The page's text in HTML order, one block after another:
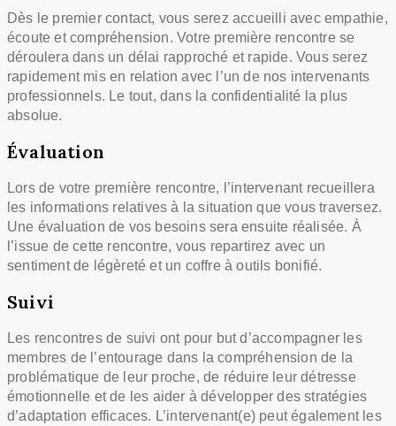
Dès le premier contact, vous serez accueilli avec empathie,
écoute et compréhension. Votre première rencontre se
déroulera dans un délai rapproché et rapide. Vous serez
rapidement mis en relation avec l’un de nos intervenants
professionnels. Le tout, dans la confidentialité la plus
absolue.
Évaluation
Lors de votre première rencontre, l’intervenant recueillera
les informations relatives à la situation que vous traversez.
Une évaluation de vos besoins sera ensuite réalisée. À
l’issue de cette rencontre, vous repartirez avec un
sentiment de légèreté et un coffre à outils bonifié.
Suivi
Les rencontres de suivi ont pour but d’accompagner les
membres de l’entourage dans la compréhension de la
problématique de leur proche, de réduire leur détresse
émotionnelle et de les aider à développer des stratégies
d’adaptation efficaces. L’intervenant(e) peut également les